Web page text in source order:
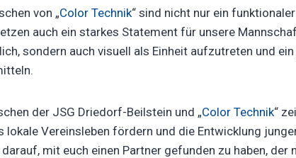
von „Color Technik“ sind nicht nur ein
auch ein starkes Statement für unsere
sondern auch visuell als Einheit aufzutreten und
der JSG Driedorf-Beilstein und „Color Technik“
lokale Vereinsleben fördern und die Entwicklung
mit euch einen Partner gefunden zu haben, der